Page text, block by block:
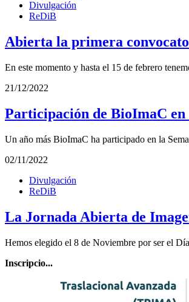
Divulgación
ReDiB
Abierta la primera
En este momento y hasta el 15 de febrero
21/12/2022
Participación de BioImaC en
Un año más BioImaC ha participado en la
02/11/2022
Divulgación
ReDiB
La Jornada Abierta de
Hemos elegido el 8 de Noviembre por ser el
Inscripcio...